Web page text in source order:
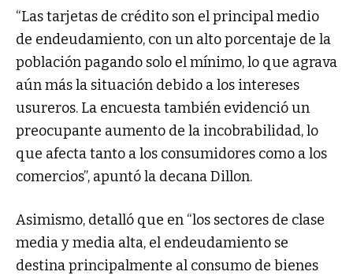
“Las tarjetas de crédito son el principal medio
de endeudamiento, con un alto porcentaje de la
población pagando solo el mínimo, lo que agrava
aún más la situación debido a los intereses
usureros. La encuesta también evidenció un
preocupante aumento de la incobrabilidad, lo
que afecta tanto a los consumidores como a los
comercios”, apuntó la decana Dillon.
Asimismo, detalló que en “los sectores de clase
media y media alta, el endeudamiento se
destina principalmente al consumo de bienes